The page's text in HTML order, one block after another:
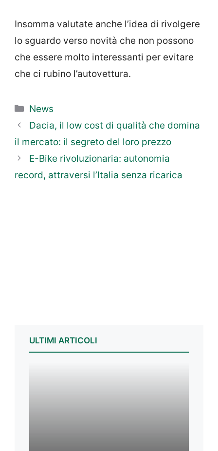
Insomma valutate anche l’idea di rivolgere
lo sguardo verso novità che non possono
che essere molto interessanti per evitare
che ci rubino l’autovettura.
Categorie
News
Dacia, il low cost di qualità che domina
il mercato: il segreto del loro prezzo
E-Bike rivoluzionaria: autonomia
record, attraversi l’Italia senza ricarica
ULTIMI ARTICOLI